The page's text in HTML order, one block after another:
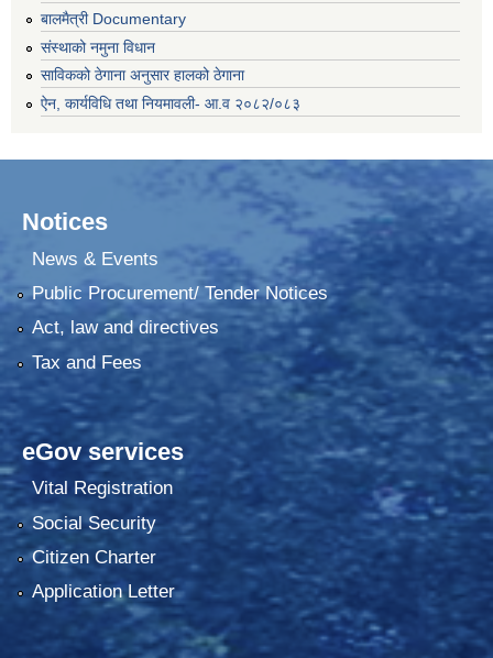
बालमैत्री Documentary
संस्थाको नमुना विधान
साविकको ठेगाना अनुसार हालको ठेगाना
ऐन, कार्यविधि तथा नियमावली- आ.व २०८२/०८३
Notices
News & Events
Public Procurement/ Tender Notices
Act, law and directives
Tax and Fees
eGov services
Vital Registration
Social Security
Citizen Charter
Application Letter